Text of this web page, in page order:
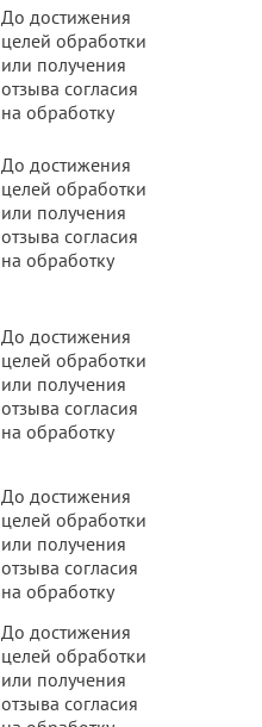
До достижения
целей обработки
или получения
отзыва согласия
на обработку
До достижения
целей обработки
или получения
отзыва согласия
на обработку
До достижения
целей обработки
или получения
отзыва согласия
на обработку
До достижения
целей обработки
или получения
отзыва согласия
на обработку
До достижения
целей обработки
или получения
отзыва согласия